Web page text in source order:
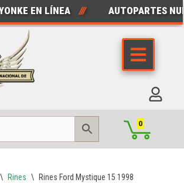
EN LÍNEA /// AUTOPARTES
0
\ Rines \ Rines Ford Mystique 15 1998